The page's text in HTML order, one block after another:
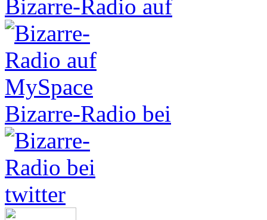
Bizarre-Radio auf
Bizarre-Radio bei